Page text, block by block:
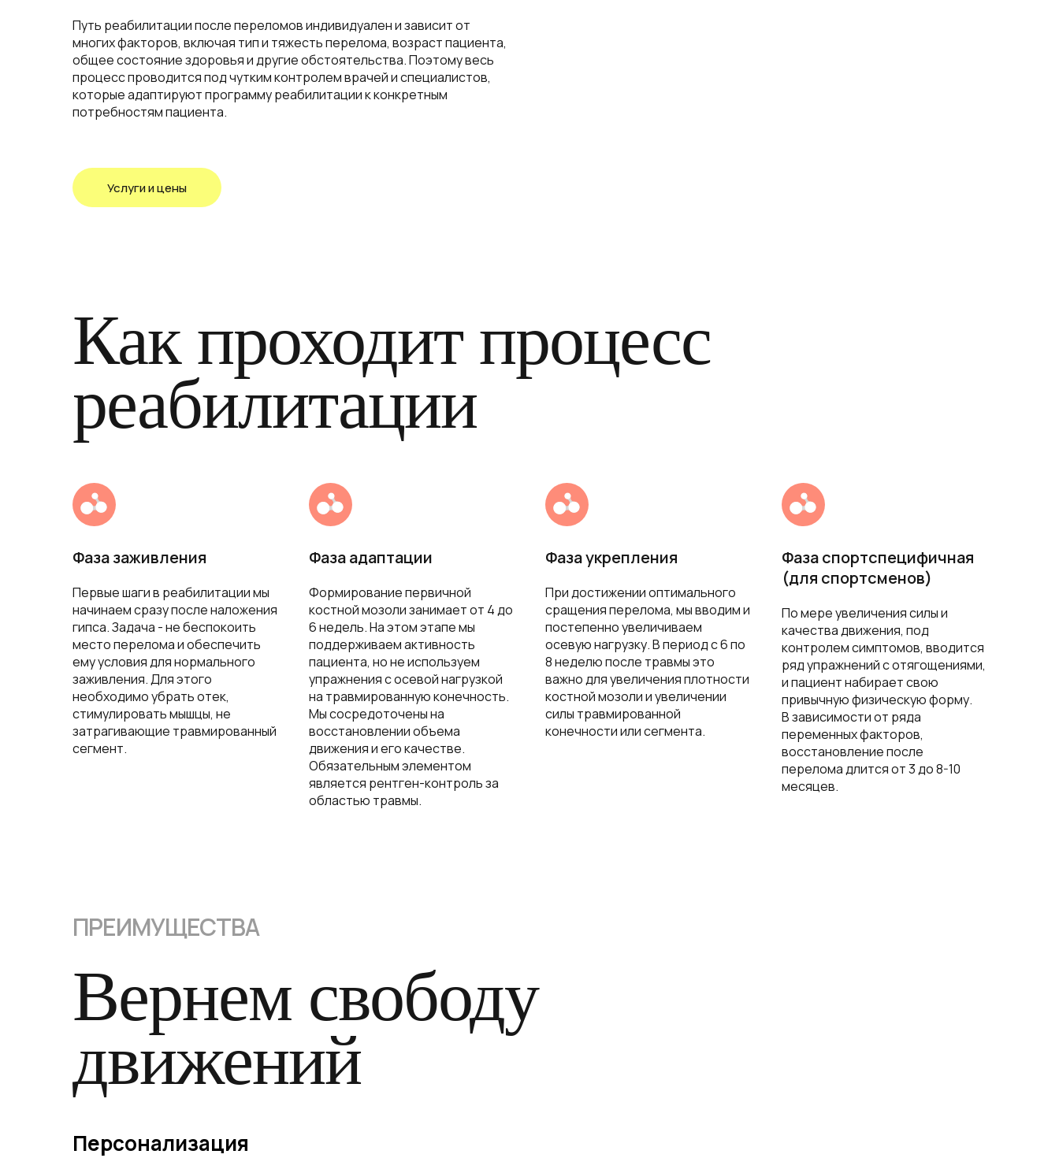
Путь реабилитации после переломов индивидуален и зависит от
многих факторов, включая тип и тяжесть перелома, возраст пациента,
общее состояние здоровья и другие обстоятельства. Поэтому весь
процесс проводится под чутким контролем врачей и специалистов,
которые адаптируют программу реабилитации к конкретным
потребностям пациента.
Услуги и цены
Как проходит процесс
реабилитации
Фаза заживления
Первые шаги в реабилитации мы
начинаем сразу после наложения
гипса. Задача - не беспокоить
место перелома и обеспечить
ему условия для нормального
заживления. Для этого
необходимо убрать отек,
стимулировать мышцы, не
затрагивающие травмированный
сегмент.
Фаза адаптации
Формирование первичной
костной мозоли занимает от 4 до
6 недель. На этом этапе мы
поддерживаем активность
пациента, но не используем
упражнения с осевой нагрузкой
на травмированную конечность.
Мы сосредоточены на
восстановлении объема
движения и его качестве.
Обязательным элементом
является рентген-контроль за
областью травмы.
Фаза укрепления
При достижении оптимального
сращения перелома, мы вводим и
постепенно увеличиваем
осевую нагрузку. В период с 6 по
8 неделю после травмы это
важно для увеличения плотности
костной мозоли и увеличении
силы травмированной
конечности или сегмента.
Фаза спортспецифичная
(для спортсменов)
По мере увеличения силы и
качества движения, под
контролем симптомов, вводится
ряд упражнений с отягощениями,
и пациент набирает свою
привычную физическую форму.
В зависимости от ряда
переменных факторов,
восстановление после
перелома длится от 3 до 8-10
месяцев.
ПРЕИМУЩЕСТВА
Вернем свободу
движений
Персонализация